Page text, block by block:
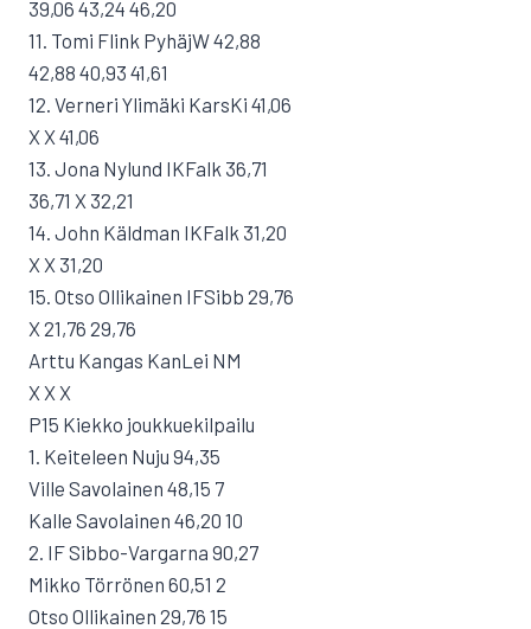
39,06 43,24 46,20
11. Tomi Flink PyhäjW 42,88
42,88 40,93 41,61
12. Verneri Ylimäki KarsKi 41,06
X X 41,06
13. Jona Nylund IKFalk 36,71
36,71 X 32,21
14. John Käldman IKFalk 31,20
X X 31,20
15. Otso Ollikainen IFSibb 29,76
X 21,76 29,76
Arttu Kangas KanLei NM
X X X
P15 Kiekko joukkuekilpailu
1. Keiteleen Nuju 94,35
Ville Savolainen 48,15 7
Kalle Savolainen 46,20 10
2. IF Sibbo-Vargarna 90,27
Mikko Törrönen 60,51 2
Otso Ollikainen 29,76 15